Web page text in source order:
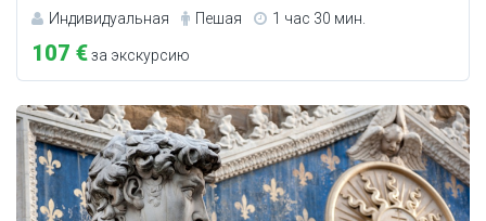
Индивидуальная Пешая 1 час 30 мин.
107 €за экскурсию